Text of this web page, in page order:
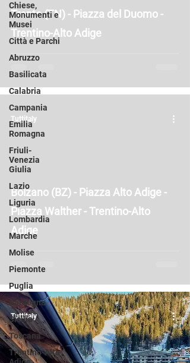
Chiese,
Monumenti e
Musei
Città e Parchi
Abruzzo
Basilicata
Calabria
Campania
Emilia
Romagna
Friuli-
Venezia
Giulia
Lazio
Liguria
Lombardia
Marche
Molise
Piemonte
Puglia
Sardegna
Sicilia
Toscana
Trentino-Alto
Trento (TN) - Piazza del Duomo -
Trentino-Alto Adige
Bolzano (BZ) - Piazza Alto Adige -
Piazza Walther - Trentino-Alto
Adige
Tuttitaly
Tuttitaly